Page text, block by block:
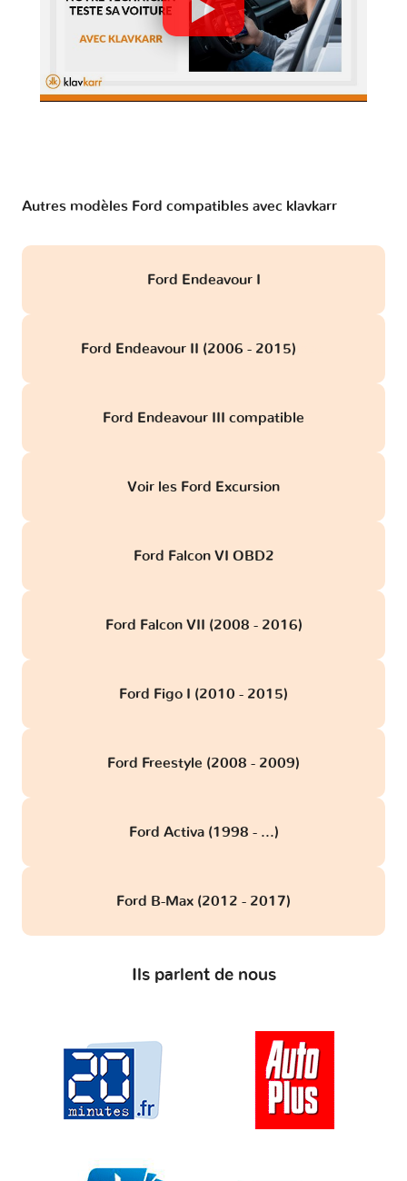
Autres modèles Ford compatibles avec klavkarr
Ford Endeavour I
Ford Endeavour II (2006 - 2015)
Ford Endeavour III compatible
Voir les Ford Excursion
Ford Falcon VI OBD2
Ford Falcon VII (2008 - 2016)
Ford Figo I (2010 - 2015)
Ford Freestyle (2008 - 2009)
Ford Activa (1998 - ...)
Ford B-Max (2012 - 2017)
Ils parlent de nous